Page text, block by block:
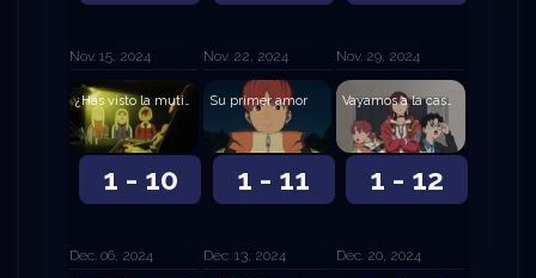
Nov. 15, 2024 Nov. 22, 2024 Nov. 29, 2024
1 - 10
Dec. 06, 2024
1 - 11
Su primer amor
Dec. 13, 2024
1 - 12
Vayamos a la casa embrujada
Dec. 20, 2024